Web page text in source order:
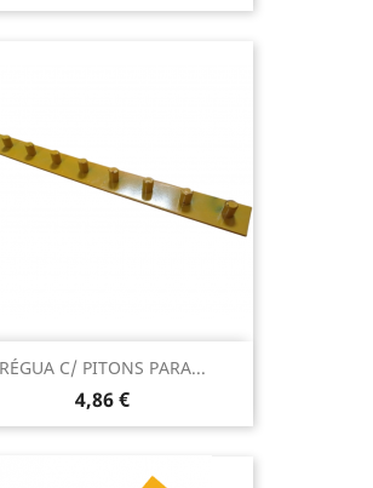
RÉGUA C/ PITONS PARA...
Preço
4,86 €